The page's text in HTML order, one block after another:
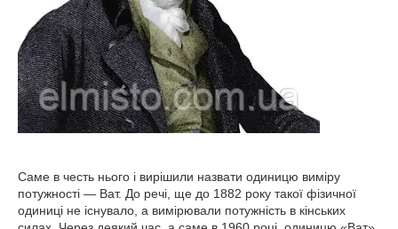
Саме в честь нього і вирішили назвати одиницю виміру
потужності — Ват. До речі, ще до 1882 року такої фізичної
одиниці не існувало, а вимірювали потужність в кінських